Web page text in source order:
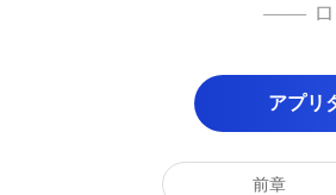
、ミスター
電子
—— ロ
アプリ
前章